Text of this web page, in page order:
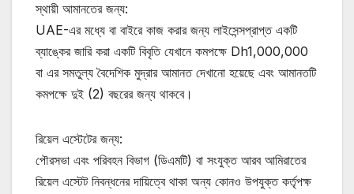
স্থায়ী আমানতের জন্য:
UAE-এর মধ্যে বা বাইরে কাজ করার জন্য লাইসেন্সপ্রাপ্ত একটি
ব্যাঙ্কের জারি করা একটি বিবৃতি যেখানে কমপক্ষে Dh1,000,000
বা এর সমতুল্য বৈদেশিক মুদ্রার আমানত দেখানো হয়েছে এবং আমানতটি
কমপক্ষে দুই (2) বছরের জন্য থাকবে।
রিয়েল এস্টেটের জন্য:
পৌরসভা এবং পরিবহন বিভাগ (ডিএমটি) বা সংযুক্ত আরব আমিরাতের
রিয়েল এস্টেট নিবন্ধনের দায়িত্বে থাকা অন্য কোনও উপযুক্ত কর্তৃপক্ষ